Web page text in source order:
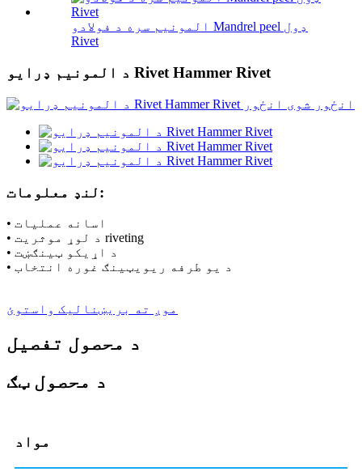
المونیم سره د فولادو Mandrel peel ډول
Rivet
د المونیم ډرایو Rivet Hammer Rivet
لنډ معلومات:
• اسانه عملیات
• د لوړ موثریت riveting
• د اړیکو ټینګښت
• د یو طرفه ریویټینګ غوره انتخاب
موږ ته بریښنالیک واستوئ
د محصول تفصیل
د محصول ټګ
مواد